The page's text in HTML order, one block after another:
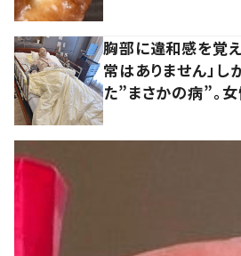
胸部に違和感を覚
常はありません」
た”まさかの病”。